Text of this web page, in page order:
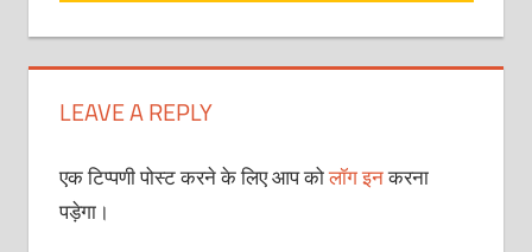
LEAVE A REPLY
एक टिप्पणी पोस्ट करने के लिए आप कोलॉग इनकरना
पड़ेगा।